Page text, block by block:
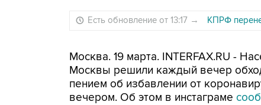
Есть обновление от 13:17 → КПРФ
Москва. 19 марта. INTERFAX.RU -
Москвы решили каждый вечер
пением об избавлении от
вечером. Об этом в инстаграме